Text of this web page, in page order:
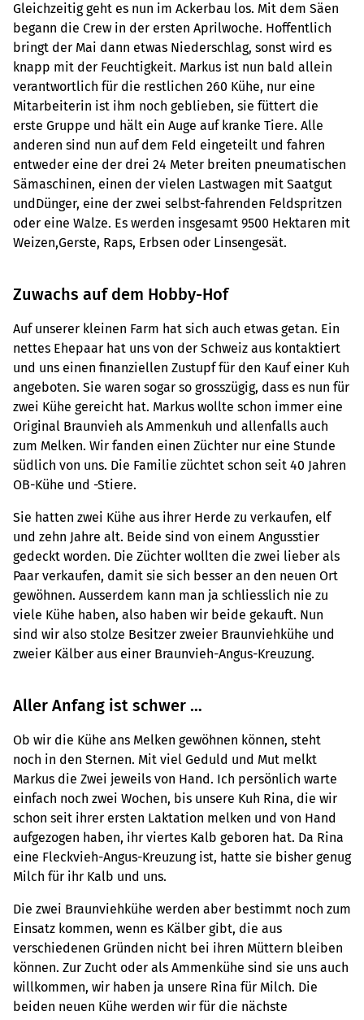
Gleichzeitig geht es nun im Ackerbau los. Mit dem Säen
begann die Crew in der ersten Aprilwoche. Hoffentlich
bringt der Mai dann etwas Niederschlag, sonst wird es
knapp mit der Feuchtigkeit. Markus ist nun bald allein
verantwortlich für die restlichen 260 Kühe, nur eine
Mitarbeiterin ist ihm noch geblieben, sie füttert die
erste Gruppe und hält ein Auge auf kranke Tiere. Alle
anderen sind nun auf dem Feld eingeteilt und fahren
entweder eine der drei 24 Meter breiten pneumatischen
Sämaschinen, einen der vielen Lastwagen mit Saatgut
undDünger, eine der zwei selbst-fahrenden Feldspritzen
oder eine Walze. Es werden insgesamt 9500 Hektaren mit
Weizen,Gerste, Raps, Erbsen oder Linsengesät.
Zuwachs auf dem Hobby-Hof
Auf unserer kleinen Farm hat sich auch etwas getan. Ein
nettes Ehepaar hat uns von der Schweiz aus kontaktiert
und uns einen finanziellen Zustupf für den Kauf einer Kuh
angeboten. Sie waren sogar so grosszügig, dass es nun für
zwei Kühe gereicht hat. Markus wollte schon immer eine
Original Braunvieh als Ammenkuh und allenfalls auch
zum Melken. Wir fanden einen Züchter nur eine Stunde
südlich von uns. Die Familie züchtet schon seit 40 Jahren
OB-Kühe und -Stiere.
Sie hatten zwei Kühe aus ihrer Herde zu verkaufen, elf
und zehn Jahre alt. Beide sind von einem Angusstier
gedeckt worden. Die Züchter wollten die zwei lieber als
Paar verkaufen, damit sie sich besser an den neuen Ort
gewöhnen. Ausserdem kann man ja schliesslich nie zu
viele Kühe haben, also haben wir beide gekauft. Nun
sind wir also stolze Besitzer zweier Braunviehkühe und
zweier Kälber aus einer Braunvieh-Angus-Kreuzung.
Aller Anfang ist schwer …
Ob wir die Kühe ans Melken gewöhnen können, steht
noch in den Sternen. Mit viel Geduld und Mut melkt
Markus die Zwei jeweils von Hand. Ich persönlich warte
einfach noch zwei Wochen, bis unsere Kuh Rina, die wir
schon seit ihrer ersten Laktation melken und von Hand
aufgezogen haben, ihr viertes Kalb geboren hat. Da Rina
eine Fleckvieh-Angus-Kreuzung ist, hatte sie bisher genug
Milch für ihr Kalb und uns.
Die zwei Braunviehkühe werden aber bestimmt noch zum
Einsatz kommen, wenn es Kälber gibt, die aus
verschiedenen Gründen nicht bei ihren Müttern bleiben
können. Zur Zucht oder als Ammenkühe sind sie uns auch
willkommen, wir haben ja unsere Rina für Milch. Die
beiden neuen Kühe werden wir für die nächste